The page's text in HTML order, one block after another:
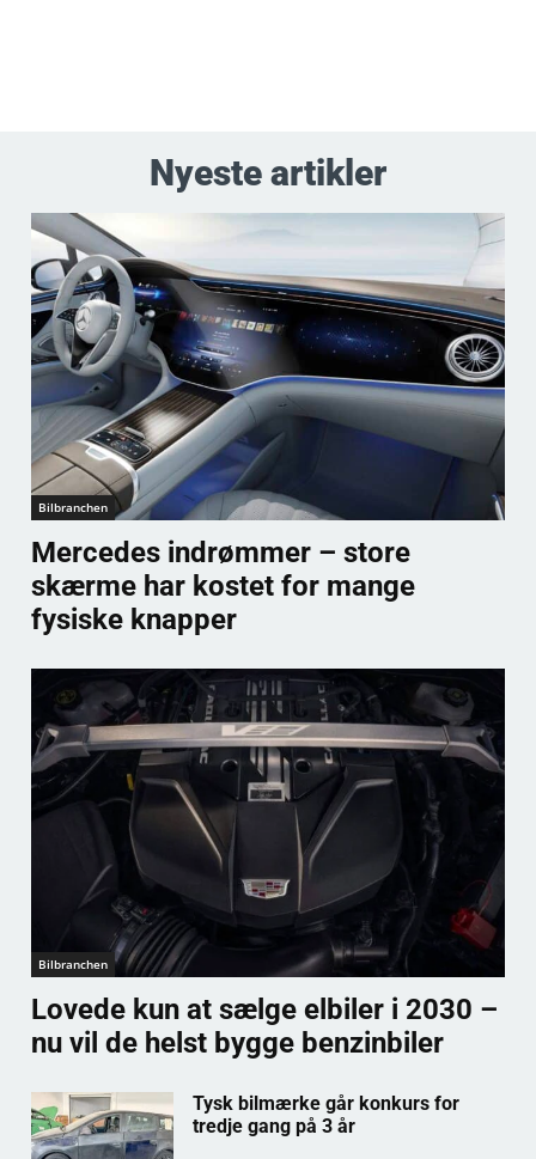
Nyeste artikler
Bilbranchen
Mercedes indrømmer – store
skærme har kostet for mange
fysiske knapper
Bilbranchen
Lovede kun at sælge elbiler i 2030 –
nu vil de helst bygge benzinbiler
Tysk bilmærke går konkurs for
tredje gang på 3 år